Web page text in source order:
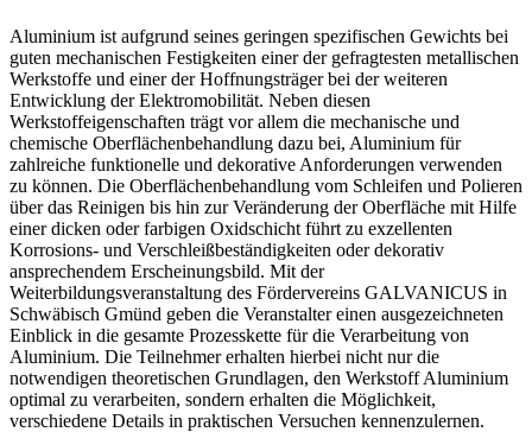
Aluminium ist aufgrund seines geringen spezifischen Gewichts bei
guten mechanischen Festigkeiten einer der gefragtesten metallischen
Werkstoffe und einer der Hoffnungsträger bei der weiteren
Entwicklung der Elektromobilität. Neben diesen
Werkstoffeigenschaften trägt vor allem die mechanische und
chemische Oberflächenbehandlung dazu bei, Aluminium für
zahlreiche funktionelle und dekorative Anforderungen verwenden
zu können. Die Oberflächenbehandlung vom Schleifen und Polieren
über das Reinigen bis hin zur Veränderung der Oberfläche mit Hilfe
einer dicken oder farbigen Oxidschicht führt zu exzellenten
Korrosions- und Verschleißbeständigkeiten oder dekorativ
ansprechendem Erscheinungsbild. Mit der
Weiterbildungsveranstaltung des Fördervereins GALVANICUS in
Schwäbisch Gmünd geben die Veranstalter einen ausgezeichneten
Einblick in die gesamte Prozesskette für die Verarbeitung von
Aluminium. Die Teilnehmer erhalten hierbei nicht nur die
notwendigen theoretischen Grundlagen, den Werkstoff Aluminium
optimal zu verarbeiten, sondern erhalten die Möglichkeit,
verschiedene Details in praktischen Versuchen kennenzulernen.